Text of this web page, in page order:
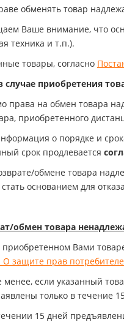
обменять товар
Ваше внимание, что
техника и т.п.).
товары, согласно
случае приобретения
права на обмен товара
приобретенного
о порядке и
срок продлевается
обмене товара
основанием для
обмен товара
приобретенном Вами
О защите прав
менее, если указанный
только в течение
15 дней